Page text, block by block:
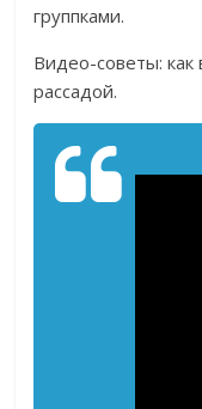
группками.
Видео-советы: как
рассадой.